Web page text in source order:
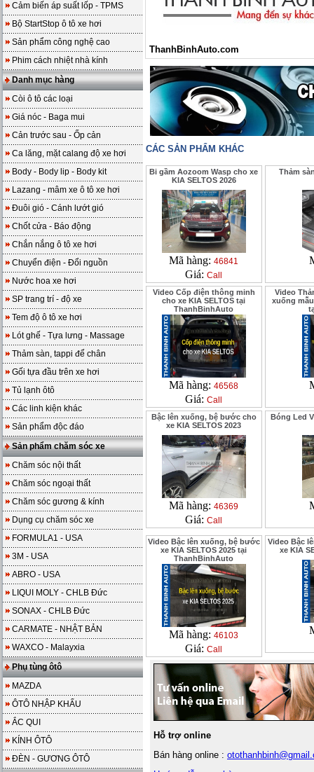
Cảm biến áp suất lốp - TPMS
Bộ StartStop ô tô xe hơi
Sản phẩm công nghệ cao
Phim cách nhiệt nhà kính
Danh mục hàng
Còi ô tô các loại
Giá nóc - Baga mui
Cản trước sau - Ốp cản
Ca lăng, mặt calang độ xe hơi
Body - Body lip - Body kit
Lazang - mâm xe ô tô xe hơi
Đuôi gió - Cánh lướt gió
Chốt cửa - Báo động
Chắn nắng ô tô xe hơi
Chuyển điện - Đổi nguồn
Nước hoa xe hơi
SP trang trí - độ xe
Tem độ ô tô xe hơi
Lót ghế - Tựa lưng - Massage
Thảm sàn, tappi để chân
Gối tựa đầu trên xe hơi
Tủ lạnh ôtô
Các linh kiện khác
Sản phẩm độc đáo
Sản phẩm chăm sóc xe
Chăm sóc nội thất
Chăm sóc ngoại thất
Chăm sóc gương & kính
Dụng cụ chăm sóc xe
FORMULA1 - USA
3M - USA
ABRO - USA
LIQUI MOLY - CHLB Đức
SONAX - CHLB Đức
CARMATE - NHẬT BẢN
WAXCO - Malayxia
Phụ tùng ôtô
MAZDA
ÔTÔ NHẬP KHẨU
ẮC QUI
KÍNH ÔTÔ
ĐÈN - GƯƠNG ÔTÔ
ThanhBinhAuto.com
CÁC SẢN PHẨM KHÁC
Bi gầm Aozoom Wasp cho xe
KIA SELTOS 2026
Mã hàng:46841
Giá:Call
Thảm
Video Cốp điện thông minh
cho xe KIA SELTOS tại
ThanhBinhAuto
Mã hàng:46568
Giá:Call
Video
xuống
Bậc lên xuống, bệ bước cho
xe KIA SELTOS 2023
Mã hàng:46369
Giá:Call
Bóng Led
Video Bậc lên xuống, bệ bước
xe KIA SELTOS 2025 tại
ThanhBinhAuto
Mã hàng:46103
Giá:Call
Video Bậc
xe KIA
Hỗ trợ online
Bán hàng online :